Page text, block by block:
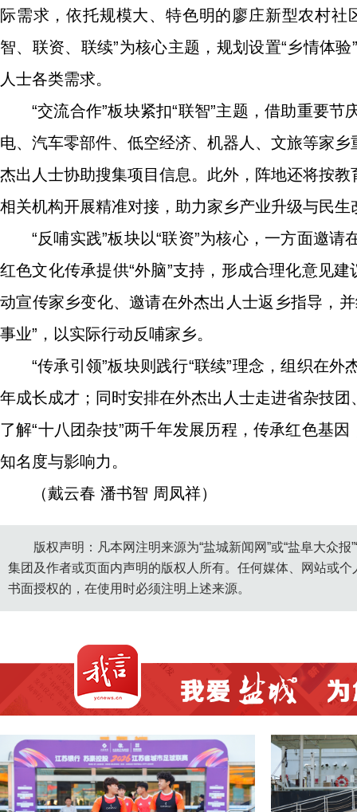
际需求，依托规模大、特色明的廖庄新型农村社
智、联资、联续”为核心主题，规划设置“乡情体
人士各类需求。
“交流合作”板块紧扣“联智”主题，借助重要
电、汽车零部件、低空经济、机器人、文旅等家
杰出人士协助搜集项目信息。此外，阵地还将按
相关机构开展精准对接，助力家乡产业升级与民生
“反哺实践”板块以“联资”为核心，一方面邀
红色文化传承提供“外脑”支持，形成合理化意见
动宣传家乡变化、邀请在外杰出人士返乡指导，
事业”，以实际行动反哺家乡。
“传承引领”板块则践行“联续”理念，组织在
年成长成才；同时安排在外杰出人士走进省杂技
了解“十八团杂技”两千年发展历程，传承红色基
知名度与影响力。
（戴云春 潘书智 周凤祥）
版权声明：凡本网注明来源为“盐城新闻网”或“盐阜大众
集团及作者或页面内声明的版权人所有。任何媒体、网站或
书面授权的，在使用时必须注明上述来源。